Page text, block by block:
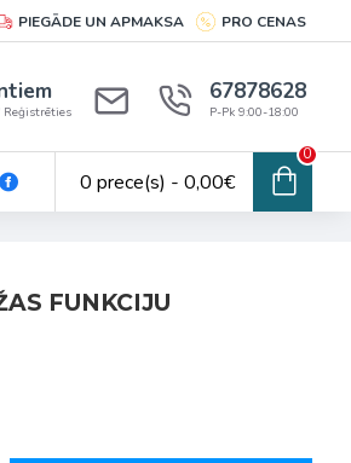
PIEGĀDE UN APMAKSA PRO CENAS
Reģistrēties
67878628
P-Pk 9:00-18:00
0 prece(s) - 0,00€
0
FUNKCIJU